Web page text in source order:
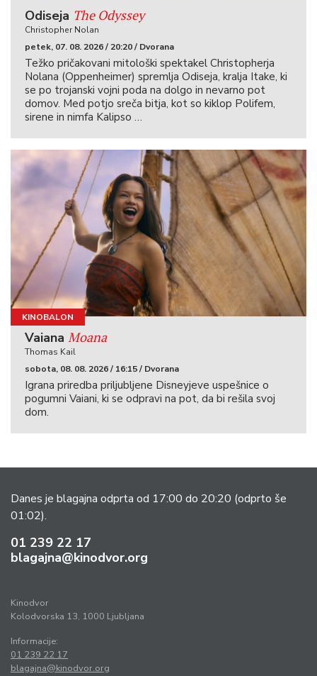
Odiseja The Odyssey
Christopher Nolan
petek, 07. 08. 2026 / 20:20 / Dvorana
Težko pričakovani mitološki spektakel Christopherja
Nolana (Oppenheimer) spremlja Odiseja, kralja Itake, ki
se po trojanski vojni poda na dolgo in nevarno pot
domov. Med potjo sreča bitja, kot so kiklop Polifem,
sirene in nimfa Kalipso …
KINOBALON
Vaiana Moana
Thomas Kail
sobota, 08. 08. 2026 / 16:15 / Dvorana
Igrana priredba priljubljene Disneyjeve uspešnice o
pogumni Vaiani, ki se odpravi na pot, da bi rešila svoj
dom.
Danes je blagajna odprta od 17:00 do 20:20 (odprto še
01:02).
01 239 22 17
blagajna@kinodvor.org
Kinodvor
Kolodvorska 13, 1000 Ljubljana
Informacije:
01 239 22 17
blagajna@kinodvor.org